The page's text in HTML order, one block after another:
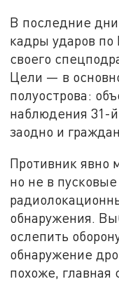
В последние
кадры ударов по
своего
Цели — в
полуострова:
наблюдения 31-
заодно и
Противник
но не в
обнаружения.
ослепить
обнаружение
похоже, главная